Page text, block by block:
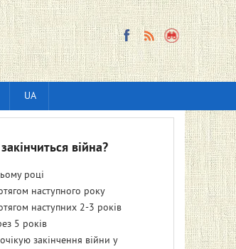
UA
війна?
році
наступного року
наступних 2-3 років
5 років
закінчення війни у